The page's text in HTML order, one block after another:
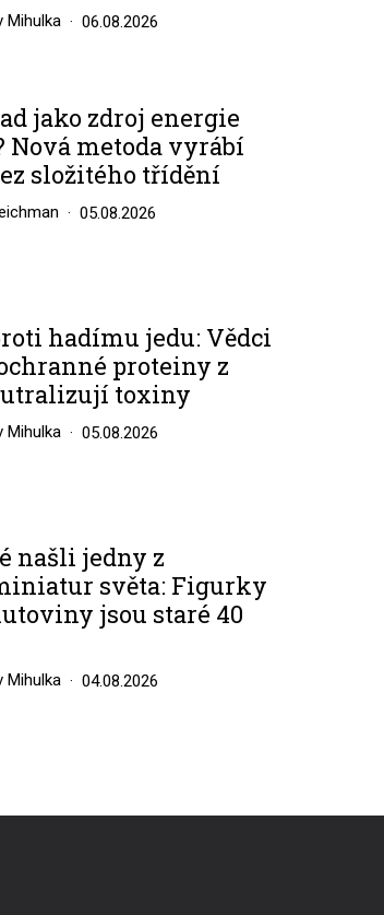
Mihulka 06.08.2026
jako zdroj energie
Nová metoda vyrábí
složitého třídění
05.08.2026
hadímu jedu: Vědci
proteiny z
toxiny
Mihulka 05.08.2026
našli jedny z
světa: Figurky
jsou staré 40
Mihulka 04.08.2026